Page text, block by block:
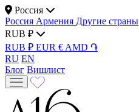
Россия
Россия Армения Другие страны
RUB ₽
RUB ₽ EUR € AMD ֏
RU EN
Блог Вишлист